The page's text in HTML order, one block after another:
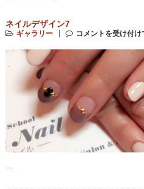
ネイルデザイン7
ギャラリー コメントを受け付け
…